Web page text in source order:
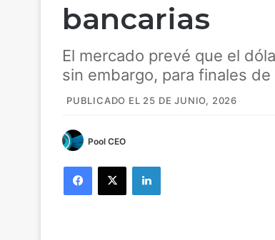
bancarias
El mercado prevé que el
sin embargo, para finales
PUBLICADO EL 25 DE JUNIO, 2026
Pool CEO